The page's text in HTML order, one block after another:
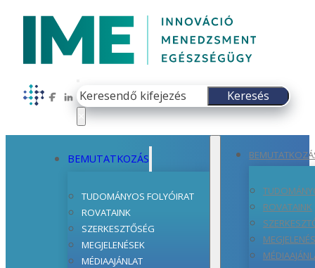
Follow us on Facebook
Follow us on LinkedIn
Keresés
Keresés
BEMUTATKOZÁS
TUDOMÁNYOS FOLYÓIRAT
ROVATAINK
SZERKESZTŐSÉG
MEGJELENÉSEK
MÉDIAAJÁNLAT
ROVATAINK